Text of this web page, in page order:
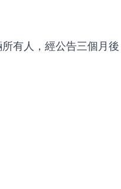
有人，經公告三個月